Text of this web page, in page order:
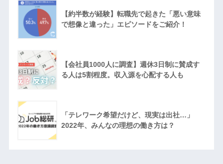
【約半数が経験】転職先で起きた「悪い意味
で想像と違った」エピソードをご紹介！
【会社員1000人に調査】週休3日制に賛成す
る人は5割程度。収入源を心配する人も
「テレワーク希望だけど、現実は出社…」
2022年、みんなの理想の働き方は？